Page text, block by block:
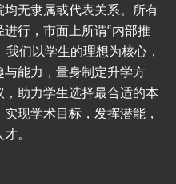
均无隶属或代表关系。所有
行，市面上所谓“内部推
我们以学生的理想为核心，
能力，量身制定升学方
助力学生选择最合适的本
现学术目标，发挥潜能，
。